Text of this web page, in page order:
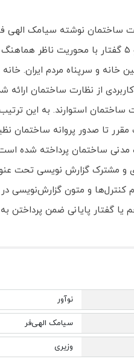
ساختمان نوشته سیامک الهی
این کتاب مشتمل بر پیشگفتار و ۵
خانه و سرپناه مردم ایران.
از نظارت ساختمان
ساختمان استوارند. به این
مقرر تا صدور پروانه
مدنی ساختمان پرداخته شده
و مشترک گزارش نویسی تحت
کنترل‌ها و متون گزارش‌نویسی
یا گفتار پایانی ضمن
نوآور
سیامک الهی‌فر
وزیری